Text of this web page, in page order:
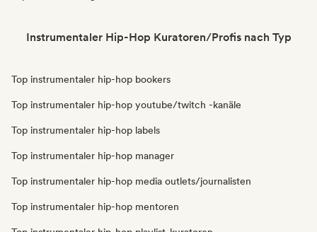
Instrumentaler Hip-Hop Kuratoren/Profis nach Typ
Top instrumentaler hip-hop bookers
Top instrumentaler hip-hop youtube/twitch -kanäle
Top instrumentaler hip-hop labels
Top instrumentaler hip-hop manager
Top instrumentaler hip-hop media outlets/journalisten
Top instrumentaler hip-hop mentoren